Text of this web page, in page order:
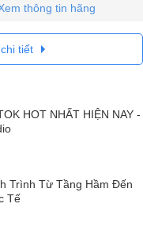
thông tin hãng
tiết
HOT NHẤT HIỆN NAY -
Trình Từ Tầng Hầm Đến
Tế